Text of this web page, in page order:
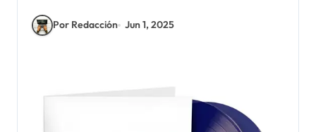
Por Redacción Jun 1, 2025